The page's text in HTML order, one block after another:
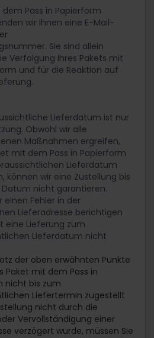
Pass in Papierform
wir Ihnen eine E-Mail-
Sie sind allein
Verfolgung Ihres Pakets mit
und für die Reaktion auf
Lieferdatum ist nur
Obwohl wir alle
Maßnahmen ergreifen,
mit dem Pass in Papierform
Lieferdatum
können wir eine Zustellung bis
Datum nicht garantieren.
einen Fehler in der
Lieferadresse berichtigen
eine Lieferung zum
Lieferdatum nicht
der oben erwähnten Punkte
Paket mit dem Pass in
nicht bis zum
Liefertermin zugestellt
nicht durch die
Vervollständigung einer
verzögert wurde, müssen Sie